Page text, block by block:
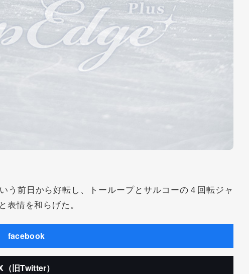
前日から好転し、トーループとサルコーの４回転ジャ
情を和らげた。
facebook
（旧Twitter）